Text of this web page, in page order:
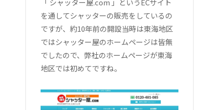
「 シャッター屋.com 」というECサイト
を通してシャッターの販売をしているの
ですが、約10年前の開設当時は東海地区
ではシャッター屋のホームページは皆無
でしたので、弊社のホームページが東海
地区では初めてですね。